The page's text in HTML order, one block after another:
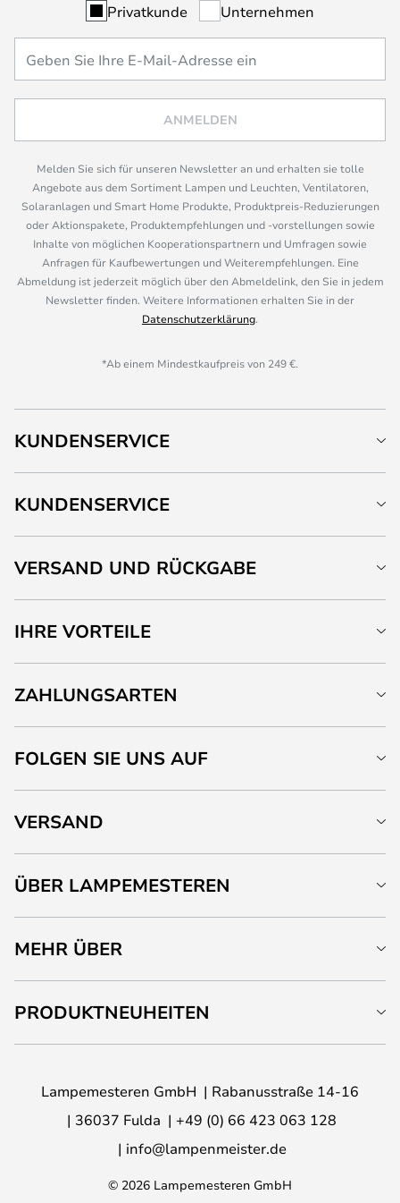
Privatkunde Unternehmen
ANMELDEN
Melden Sie sich für unseren Newsletter an und erhalten sie tolle
Angebote aus dem Sortiment Lampen und Leuchten, Ventilatoren,
Solaranlagen und Smart Home Produkte, Produktpreis-Reduzierungen
oder Aktionspakete, Produktempfehlungen und -vorstellungen sowie
Inhalte von möglichen Kooperationspartnern und Umfragen sowie
Anfragen für Kaufbewertungen und Weiterempfehlungen. Eine
Abmeldung ist jederzeit möglich über den Abmeldelink, den Sie in jedem
Newsletter finden. Weitere Informationen erhalten Sie in der
Datenschutzerklärung.
*Ab einem Mindestkaufpreis von 249 €.
KUNDENSERVICE
KUNDENSERVICE
VERSAND UND RÜCKGABE
IHRE VORTEILE
ZAHLUNGSARTEN
FOLGEN SIE UNS AUF
VERSAND
ÜBER LAMPEMESTEREN
MEHR ÜBER
PRODUKTNEUHEITEN
Lampemesteren GmbH
Rabanusstraße 14-16
36037 Fulda
+49 (0) 66 423 063 128
info@lampenmeister.de
© 2026 Lampemesteren GmbH